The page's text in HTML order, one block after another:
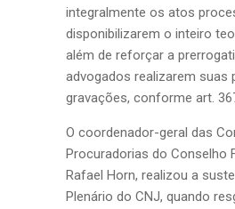
integralmente os atos
disponibilizarem o inteiro
além de reforçar a
advogados realizarem suas
gravações, conforme art.
O coordenador-geral das
Procuradorias do Conselho
Rafael Horn, realizou a
Plenário do CNJ, quando